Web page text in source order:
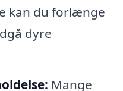
kan du forlænge
dyre
Mange